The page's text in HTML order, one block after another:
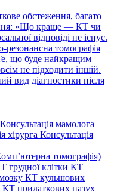
обстеження, багато
«Що краще — КТ чи
відповіді не існує.
резонансна томографія
що буде найкращим
не підходити іншій.
вид діагностики після
Консультація мамолога
хірурга Консультація
томографія)
грудної клітки КТ
КТ кульшових
КТ придаткових пазух